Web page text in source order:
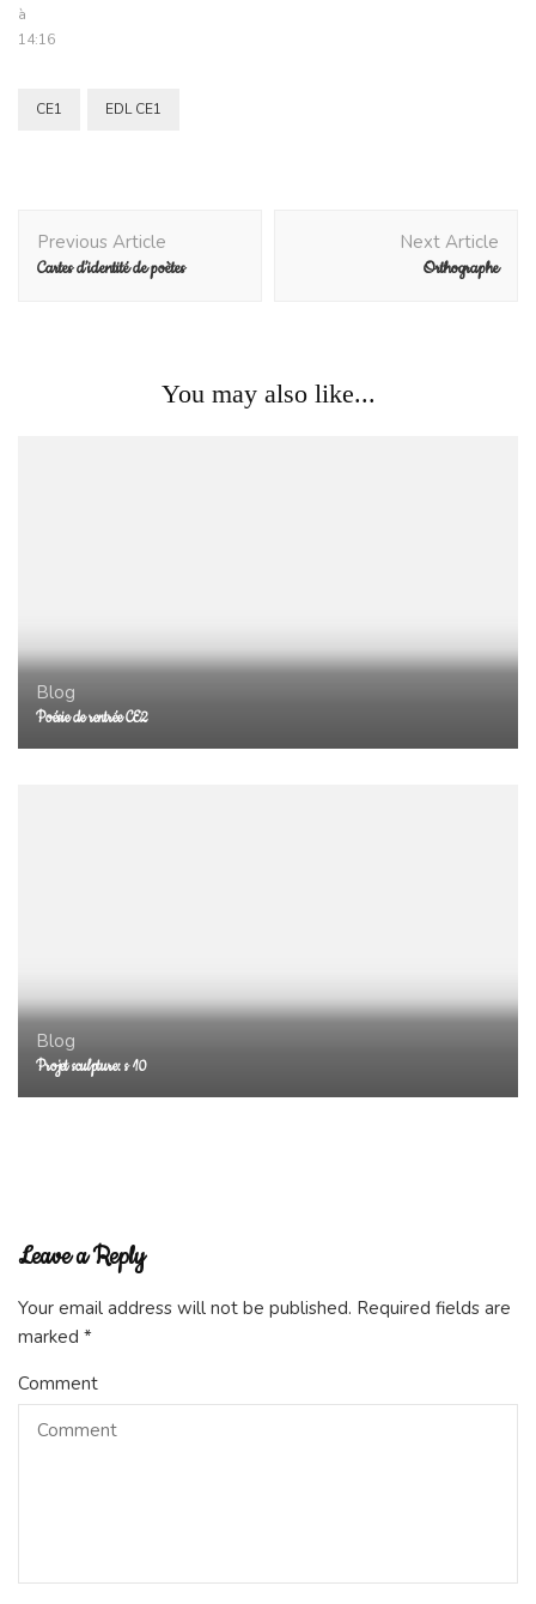
à
14:16
CE1 EDL CE1
Navigation
Previous Article
Cartes d’identité de poètes
Next Article
Orthographe
You may also like...
Blog
Poésie de rentrée CE2
Blog
Projet sculpture: s 10
Blog
Cet été, je lis et je joue avec les nombres tous les jours !
Leave a Reply
Your email address will not be published. Required fields are
marked *
Comment